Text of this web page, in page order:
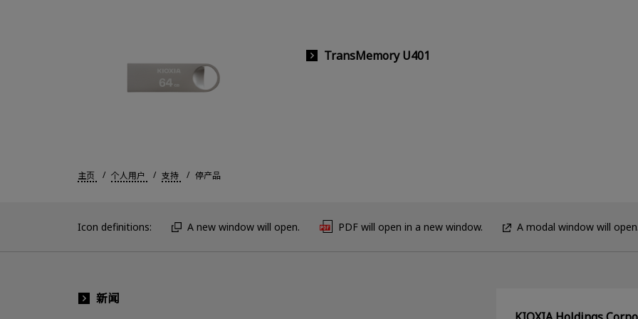
TransMemory U401
主页 个人用户 支持 停产品
Icon definitions: A new window will open. PDF will open in a new window. A modal window will open.
新闻